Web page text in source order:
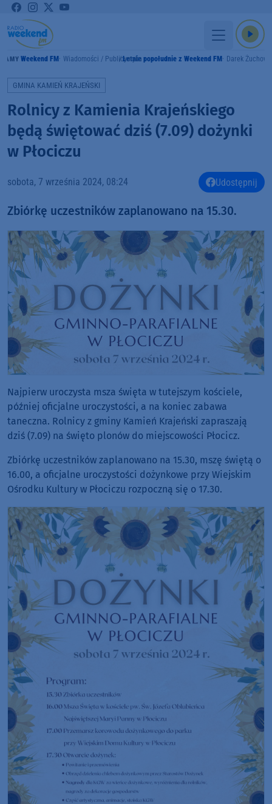
Weekend FM Wiadomości / PublicystykaLetnie popołudnie z Weekend FM Darek
GMINA KAMIEŃ KRAJEŃSKI
Rolnicy z Kamienia Krajeńskiego
będą świętować dziś (7.09) dożynki
w Płociczu
sobota, 7 września 2024, 08:24 Udostępnij
Zbiórkę uczestników zaplanowano na 15.30.
Najpierw uroczysta msza święta w tutejszym kościele,
później oficjalne uroczystości, a na koniec zabawa
taneczna. Rolnicy z gminy Kamień Krajeński zapraszają
dziś (7.09) na święto plonów do miejscowości Płocicz.
Zbiórkę uczestników zaplanowano na 15.30, mszę świętą o
16.00, a oficjalne uroczystości dożynkowe przy Wiejskim
Ośrodku Kultury w Płociczu rozpoczną się o 17.30.